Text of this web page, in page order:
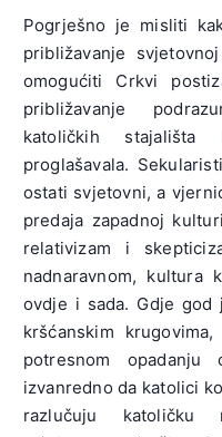
Pogrješno je misliti
približavanje
omogućiti Crkvi
približavanje
katoličkih
proglašavala.
ostati svjetovni, a
predaja zapadnoj
relativizam i
nadnaravnom, kultura
ovdje i sada. Gdje
kršćanskim
potresnom opadanju
izvanredno da katolici
razlučuju katoličku